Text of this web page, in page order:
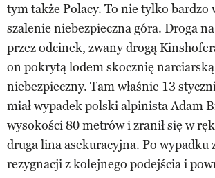
tym także Polacy. To nie tylko bardzo
szalenie niebezpieczna góra. Droga
przez odcinek, zwany drogą
on pokrytą lodem skocznię
niebezpieczny. Tam właśnie 13
miał wypadek polski alpinista Adam
wysokości 80 metrów i zranił się w
druga lina asekuracyjna. Po wypadku
rezygnacji z kolejnego podejścia i